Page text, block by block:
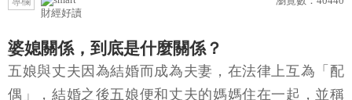
財經好讀
婆媳關係，到底是什麼關係？